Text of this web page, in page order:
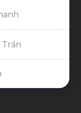
Trần